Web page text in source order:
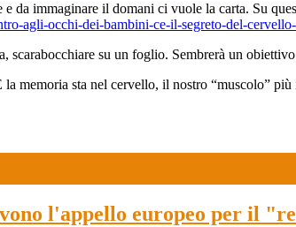
da immaginare il domani ci vuole la carta. Su
agli-occhi-dei-bambini-ce-il-segreto-del-
scarabocchiare su un foglio. Sembrerà un
memoria sta nel cervello, il nostro “muscolo” più
l'appello europeo per il